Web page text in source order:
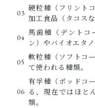
硬粒種（フリント
加工食品（タコス
馬歯種（デントコ
ン）やバイオエタ
軟粒種（ソフトコ
て使われる種類。
有孚種（ポッドコ
る、現在ではほと
類。